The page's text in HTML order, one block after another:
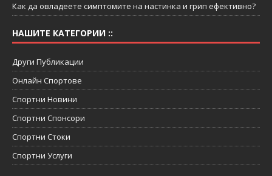
Как да овладеете симптомите на настинка и грип ефективно?
НАШИТЕ КАТЕГОРИИ ::
Други Публикации
Онлайн Спортове
Спортни Новини
Спортни Спонсори
Спортни Стоки
Спортни Услуги